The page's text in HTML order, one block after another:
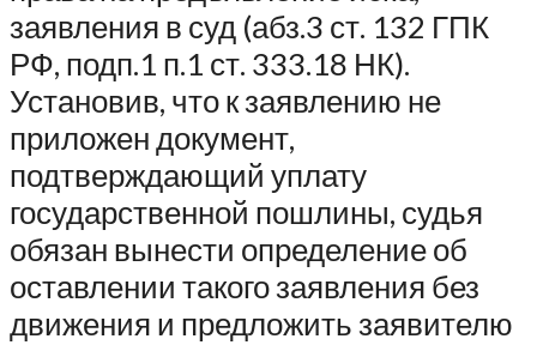
заявления в суд (абз.3 ст. 132 ГПК
РФ, подп.1 п.1 ст. 333.18 НК).
Установив, что к заявлению не
приложен документ,
подтверждающий уплату
государственной пошлины, судья
обязан вынести определение об
оставлении такого заявления без
движения и предложить заявителю